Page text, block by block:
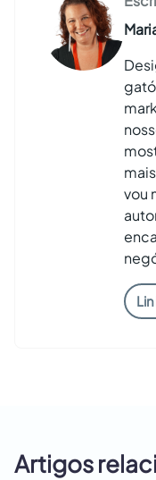
vou
Artigos